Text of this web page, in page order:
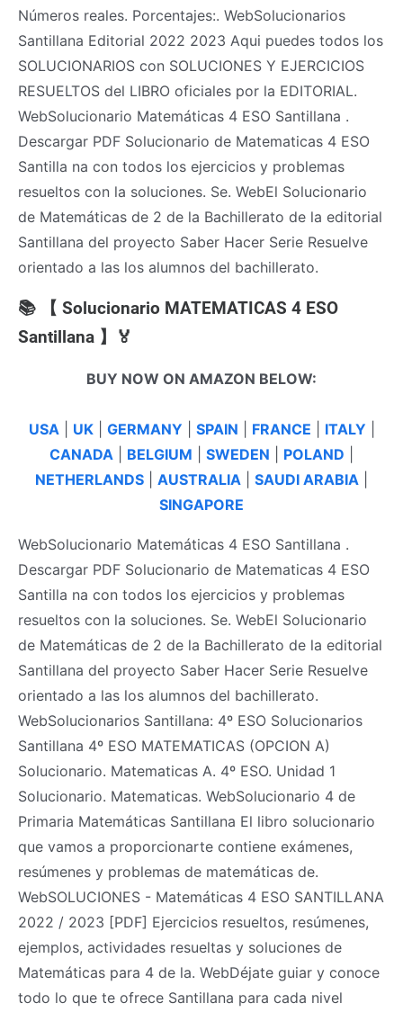
Números reales. Porcentajes:. WebSolucionarios
Santillana Editorial 2022 2023 Aqui puedes todos los
SOLUCIONARIOS con SOLUCIONES Y EJERCICIOS
RESUELTOS del LIBRO oficiales por la EDITORIAL.
WebSolucionario Matemáticas 4 ESO Santillana .
Descargar PDF Solucionario de Matematicas 4 ESO
Santilla na con todos los ejercicios y problemas
resueltos con la soluciones. Se. WebEl Solucionario
de Matemáticas de 2 de la Bachillerato de la editorial
Santillana del proyecto Saber Hacer Serie Resuelve
orientado a las los alumnos del bachillerato.
📚 【 Solucionario MATEMATICAS 4 ESO
Santillana 】🏅
BUY NOW ON AMAZON BELOW:
USA UK| GERMANY SPAIN FRANCE ITALY
CANADA
BELGIUM SWEDEN POLAND
NETHERLANDS
AUSTRALIA SAUDI ARABIA
SINGAPORE
WebSolucionario Matemáticas 4 ESO Santillana .
Descargar PDF Solucionario de Matematicas 4 ESO
Santilla na con todos los ejercicios y problemas
resueltos con la soluciones. Se. WebEl Solucionario
de Matemáticas de 2 de la Bachillerato de la editorial
Santillana del proyecto Saber Hacer Serie Resuelve
orientado a las los alumnos del bachillerato.
WebSolucionarios Santillana: 4º ESO Solucionarios
Santillana 4º ESO MATEMATICAS (OPCION A)
Solucionario. Matematicas A. 4º ESO. Unidad 1
Solucionario. Matematicas. WebSolucionario 4 de
Primaria Matemáticas Santillana El libro solucionario
que vamos a proporcionarte contiene exámenes,
resúmenes y problemas de matemáticas de.
WebSOLUCIONES - Matemáticas 4 ESO SANTILLANA
2022 / 2023 [PDF] Ejercicios resueltos, resúmenes,
ejemplos, actividades resueltas y soluciones de
Matemáticas para 4 de la. WebDéjate guiar y conoce
todo lo que te ofrece Santillana para cada nivel